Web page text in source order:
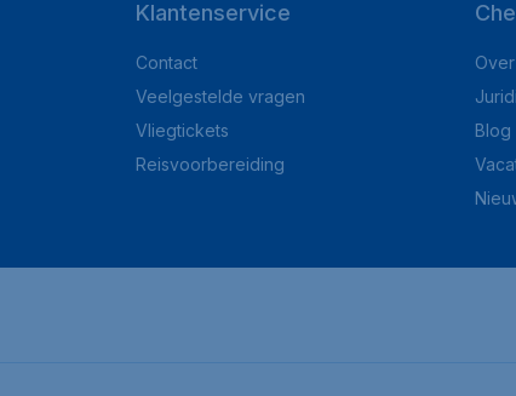
Klantenservice
Contact
Veelgestelde vragen
Vliegtickets
Reisvoorbereiding
Blog